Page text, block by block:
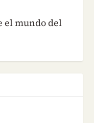
el mundo del